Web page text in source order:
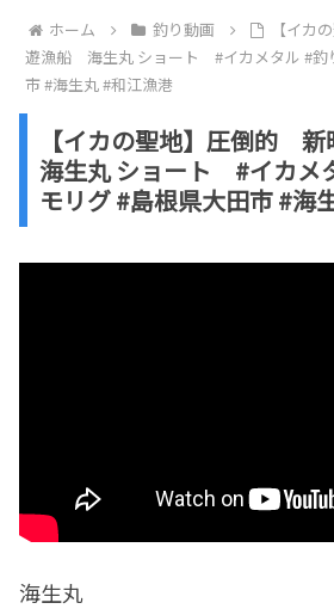
ホーム 釣り動画
【イカ
遊漁船 海生丸 ショート #イカメタル #釣
市 #海生丸 #和江漁港
【イカの聖地】圧倒的
海生丸 ショート #イカメ
モリグ #島根県大田市 #海
海生丸